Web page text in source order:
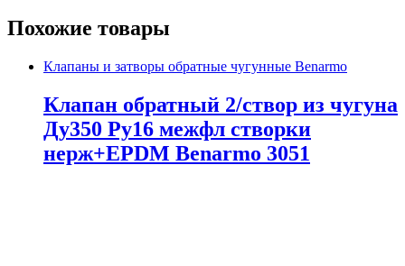
Похожие товары
Клапаны и затворы обратные чугунные Benarmo
Клапан обратный 2/створ из чугуна
Ду350 Ру16 межфл створки
нерж+EPDM Benarmo 3051